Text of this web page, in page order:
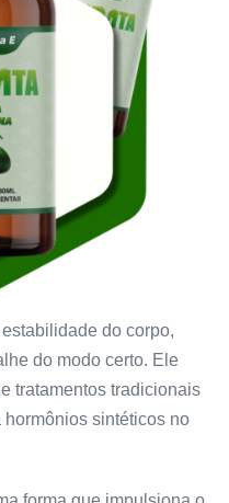
do corpo,
do modo certo. Ele
tratamentos tradicionais
sintéticos no